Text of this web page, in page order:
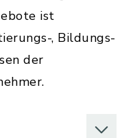
ist
, Bildungs-
der